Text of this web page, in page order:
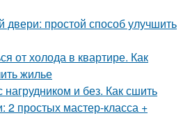
двери: простой способ улучшить
от холода в квартире. Как
жилье
нагрудником и без. Как сшить
2 простых мастер-класса +